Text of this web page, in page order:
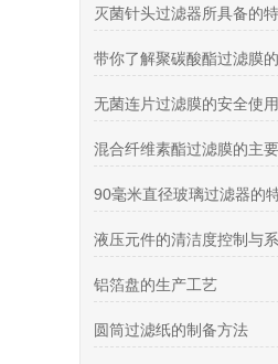
灭菌针头过滤器所具备的
铝箔盘的生产工艺
圆筒过滤纸的制备方法